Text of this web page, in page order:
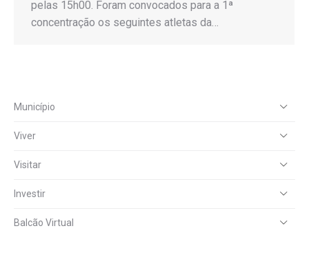
pelas 15h00. Foram convocados para a 1ª
concentração os seguintes atletas da…
Município
Viver
Visitar
Investir
Balcão Virtual